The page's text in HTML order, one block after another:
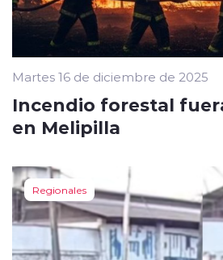
Martes 16 de diciembre de 2025
Incendio forestal
en Melipilla
Regionales